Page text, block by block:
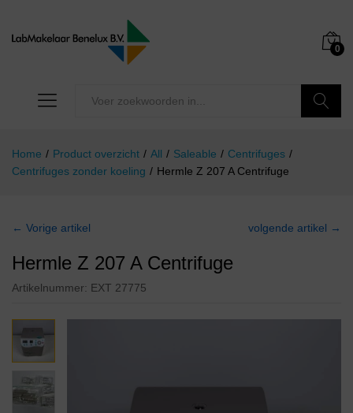
0
Home / Product overzicht / All / Saleable / Centrifuges /
Centrifuges zonder koeling / Hermle Z 207 A Centrifuge
← Vorige artikel volgende artikel →
Hermle Z 207 A Centrifuge
Artikelnummer: EXT 27775